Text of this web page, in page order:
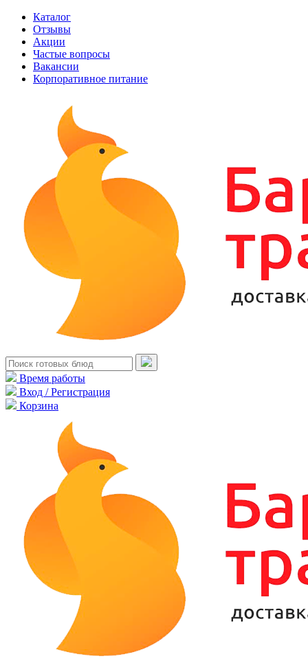
Каталог
Отзывы
Акции
Частые вопросы
Вакансии
Корпоративное питание
Время работы
Вход / Регистрация
Корзина